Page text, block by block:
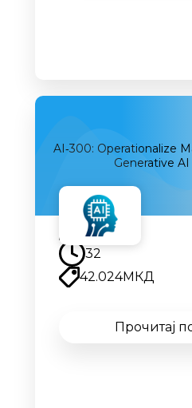
AI‑300: Operationalize
Generative
Наскоро
32
42.024МКД
Прочитај